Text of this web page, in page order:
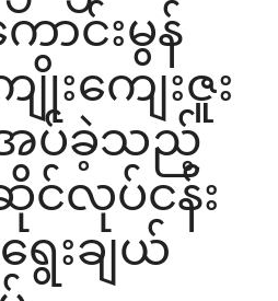
ာင်းမွန်
ကျေးဇူး
းအပ်ခဲ့သည့်
လုပ်ငန်း
ရွေးချယ်